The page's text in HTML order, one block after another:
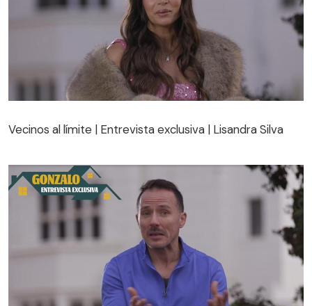
Vecinos al límite | Entrevista exclusiva | Lisandra Silva